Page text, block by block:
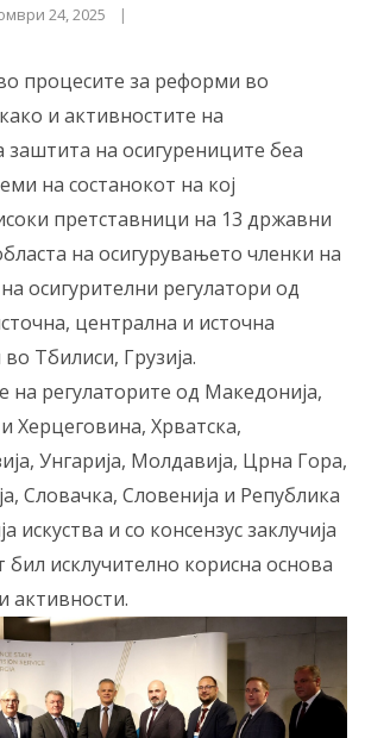
24, 2025 |
процесите за реформи во
и активностите на
заштита на осигурениците беа
на состанокот на кој
претставници на 13 државни
на осигурувањето членки на
осигурителни регулатори од
централна и источна
Тбилиси, Грузија.
на регулаторите од Македонија,
Херцеговина, Хрватска,
Унгарија, Молдавија, Црна Гора,
Словачка, Словенија и Република
искуства и со консензус заклучија
бил исклучително корисна основа
активности.